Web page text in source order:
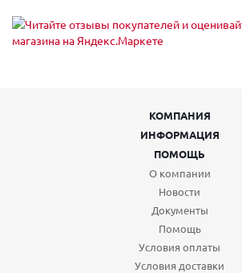
КОМПАНИЯ
ИНФОРМАЦИЯ
ПОМОЩЬ
О компании
Новости
Документы
Помощь
Условия оплаты
Условия доставки